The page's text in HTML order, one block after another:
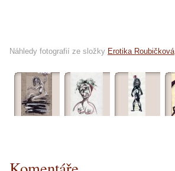
Náhledy fotografií ze složky Erotika Roubičková